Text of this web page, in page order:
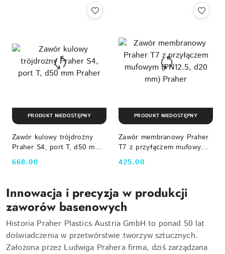
Zawór kulowy trójdrożny
Praher S4, port T, d50 mm
Praher
Cena:
668.00
PRODUKT NIEDOSTĘPNY
Zawór membranowy Praher
T7 z przyłączem mufowym
(PN12.5, d20 mm) Praher
Cena:
425.00
PRODUKT NIEDOSTĘPNY
Innowacja i precyzja w produkcji
zaworów basenowych
Historia Praher Plastics Austria GmbH to ponad 50 lat
doświadczenia w przetwórstwie tworzyw sztucznych.
Założona przez Ludwiga Prahera firma, dziś zarządzana